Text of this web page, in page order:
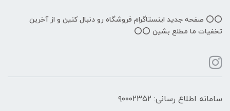
⭕️⭕️ صفحه جدید اینستاگرام فروشگاه رو دنبال کنین و از آخرین
تخفیات ما مطلع بشین ⭕️⭕️
سامانه اطلاع رسانی: ۹۰۰۰۲۳۵۲